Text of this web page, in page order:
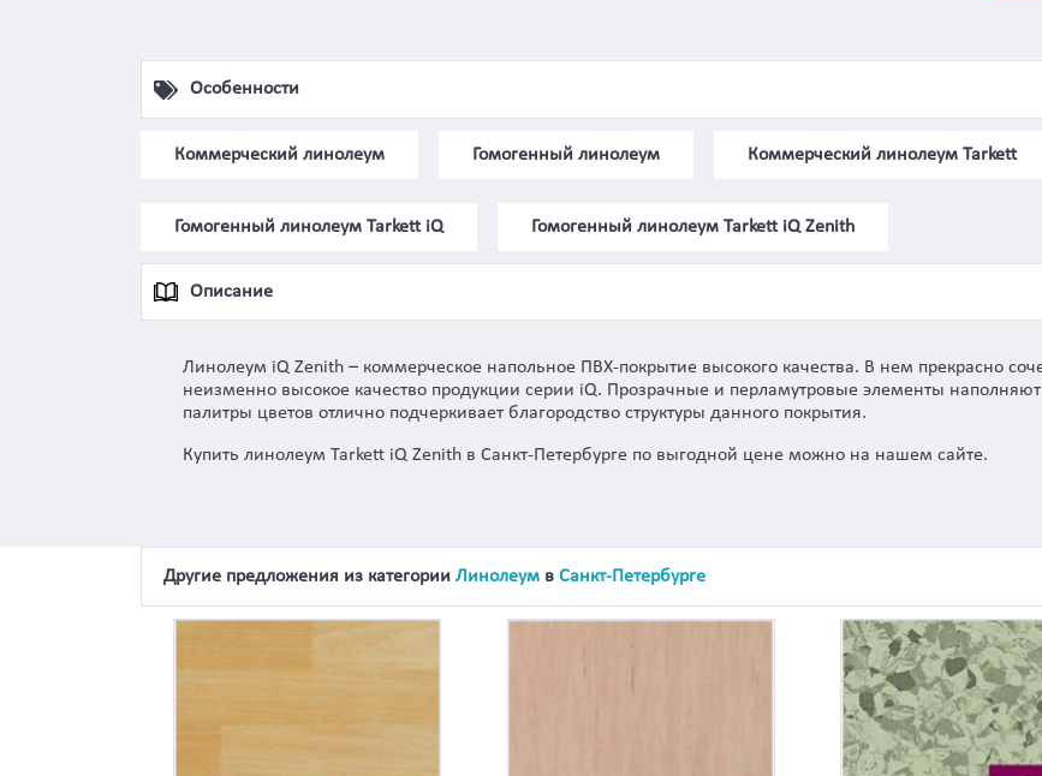
Особенности
Коммерческий линолеум Гомогенный линолеум Коммерческий линолеум Tarkett
Гомогенный линолеум Tarkett iQ Гомогенный линолеум Tarkett iQ Zenith
Описание
Линолеум iQ Zenith – коммерческое напольное ПВХ-покрытие высокого качества. В нем прекрасно
неизменно высокое качество продукции серии iQ. Прозрачные и перламутровые элементы
палитры цветов отлично подчеркивает благородство структуры данного покрытия.
Купить линолеум Tarkett iQ Zenith в Санкт-Петербурге по выгодной цене можно на нашем сайте.
Другие предложения из категории Линолеум в Санкт-Петербурге